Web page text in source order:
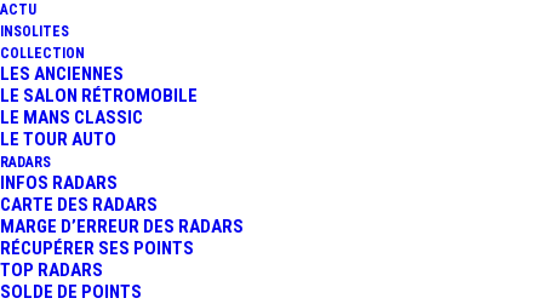
ACTU
INSOLITES
COLLECTION
LES ANCIENNES
LE SALON RÉTROMOBILE
LE MANS CLASSIC
LE TOUR AUTO
RADARS
INFOS RADARS
CARTE DES RADARS
MARGE D’ERREUR DES RADARS
RÉCUPÉRER SES POINTS
TOP RADARS
SOLDE DE POINTS
PEUGEOT 5008 : EMMANUEL
MACRON "VEND" LE SUV À UN
ENFANT (VIDÉO) !
1 Minutes